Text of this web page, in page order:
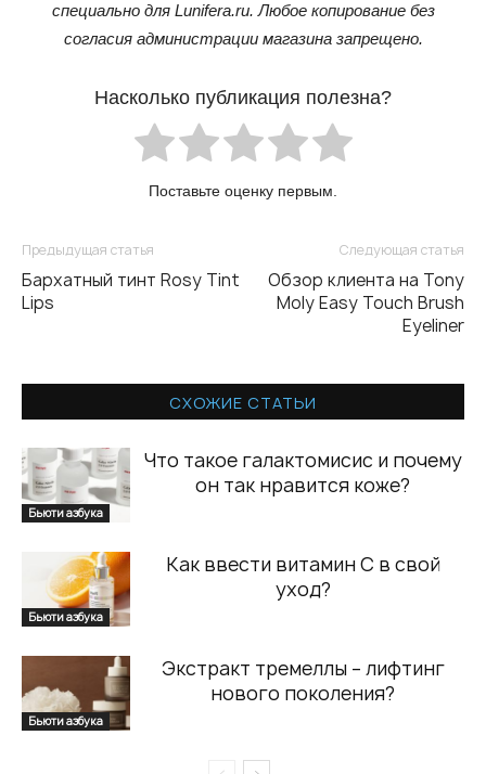
специально для Lunifera.ru. Любое копирование без
согласия администрации магазина запрещено.
Насколько публикация полезна?
Поставьте оценку первым.
Предыдущая статья
Бархатный тинт Rosy Tint
Lips
Следующая статья
Обзор клиента на Tony
Moly Easy Touch Brush
Eyeliner
СХОЖИЕ СТАТЬИ
Бьюти азбука
Что такое галактомисис и почему
он так нравится коже?
Бьюти азбука
Как ввести витамин С в свой
уход?
Бьюти азбука
Экстракт тремеллы – лифтинг
нового поколения?